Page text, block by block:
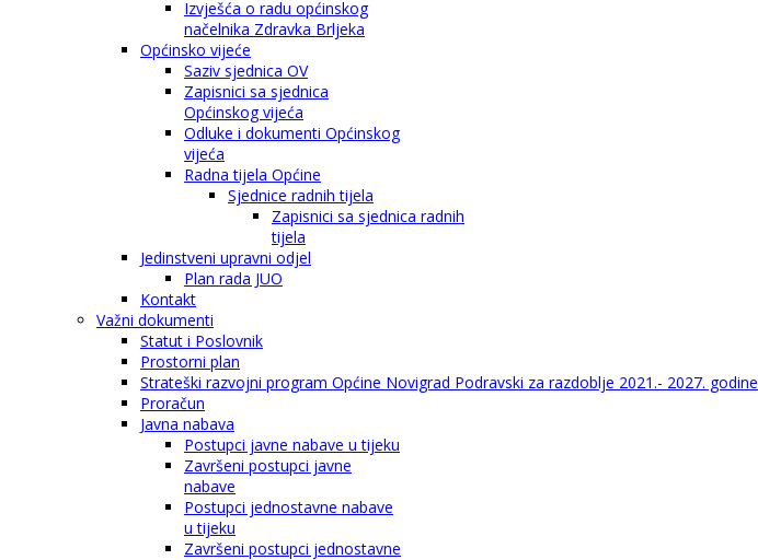
Izvješća o radu općinskog
načelnika Zdravka Brljeka
Općinsko vijeće
Saziv sjednica OV
Zapisnici sa sjednica
Općinskog vijeća
Odluke i dokumenti Općinskog
vijeća
Radna tijela Općine
Sjednice radnih tijela
Zapisnici sa sjednica radnih
tijela
Jedinstveni upravni odjel
Plan rada JUO
Kontakt
Važni dokumenti
Statut i Poslovnik
Prostorni plan
Strateški razvojni program Općine Novigrad Podravski za razdoblje 2021.- 2027. godine
Proračun
Javna nabava
Postupci javne nabave u tijeku
Završeni postupci javne
nabave
Postupci jednostavne nabave
u tijeku
Završeni postupci jednostavne